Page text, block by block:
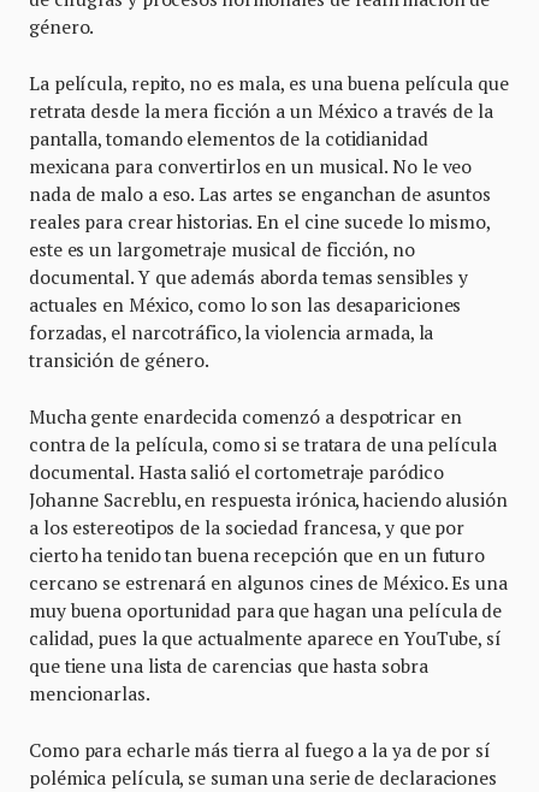
género.
La película, repito, no es mala, es una buena película que
retrata desde la mera ficción a un México a través de la
pantalla, tomando elementos de la cotidianidad
mexicana para convertirlos en un musical. No le veo
nada de malo a eso. Las artes se enganchan de asuntos
reales para crear historias. En el cine sucede lo mismo,
este es un largometraje musical de ficción, no
documental. Y que además aborda temas sensibles y
actuales en México, como lo son las desapariciones
forzadas, el narcotráfico, la violencia armada, la
transición de género.
Mucha gente enardecida comenzó a despotricar en
contra de la película, como si se tratara de una película
documental. Hasta salió el cortometraje paródico
Johanne Sacreblu, en respuesta irónica, haciendo alusión
a los estereotipos de la sociedad francesa, y que por
cierto ha tenido tan buena recepción que en un futuro
cercano se estrenará en algunos cines de México. Es una
muy buena oportunidad para que hagan una película de
calidad, pues la que actualmente aparece en YouTube, sí
que tiene una lista de carencias que hasta sobra
mencionarlas.
Como para echarle más tierra al fuego a la ya de por sí
polémica película, se suman una serie de declaraciones